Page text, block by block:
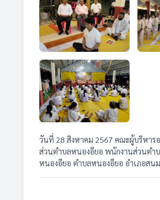
วันที่ 28 สิงหาคม 2567 คณะผู้บริหาร
ส่วนตำบลหนองอียอ พนักงานส่วนตำบ
หนองอียอ ตำบลหนองอียอ อำเภอสน